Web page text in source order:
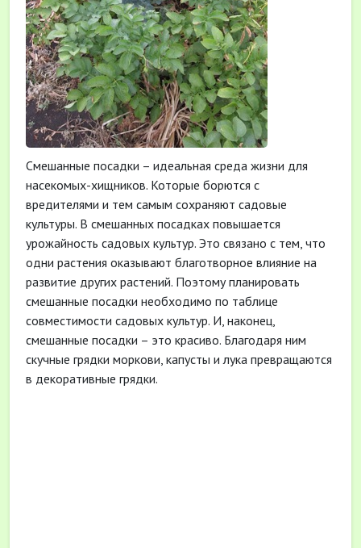
Смешанные посадки – идеальная среда жизни для
насекомых-хищников. Которые борются с
вредителями и тем самым сохраняют садовые
культуры. В смешанных посадках повышается
урожайность садовых культур. Это связано с тем, что
одни растения оказывают благотворное влияние на
развитие других растений. Поэтому планировать
смешанные посадки необходимо по таблице
совместимости садовых культур. И, наконец,
смешанные посадки – это красиво. Благодаря ним
скучные грядки моркови, капусты и лука превращаются
в декоративные грядки.